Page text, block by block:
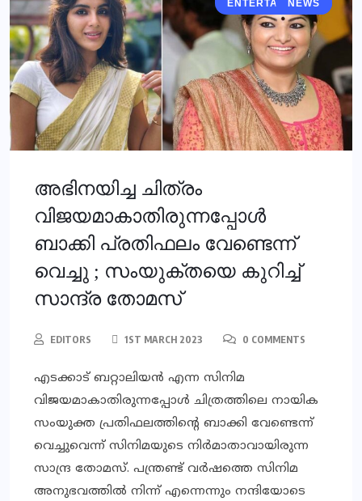
ENTERTAINMENT
NEWS
അഭിനയിച്ച ചിത്രം
വിജയമാകാതിരുന്നപ്പോൾ
ബാക്കി പ്രതിഫലം വേണ്ടെന്ന്
വെച്ചു ; സംയുക്തയെ കുറിച്ച്
സാന്ദ്ര തോമസ്
EDITORS 1ST MARCH 2023 0 COMMENTS
എടക്കാട് ബറ്റാലിയൻ എന്ന സിനിമ
വിജയമാകാതിരുന്നപ്പോൾ ചിത്രത്തിലെ നായിക
സംയുക്ത പ്രതിഫലത്തിന്റെ ബാക്കി വേണ്ടെന്ന്
വെച്ചുവെന്ന് സിനിമയുടെ നിർമാതാവായിരുന്ന
സാന്ദ്ര തോമസ്. പന്ത്രണ്ട് വര്‍ഷത്തെ സിനിമ
അനുഭവത്തില്‍ നിന്ന് എന്നെന്നും നന്ദിയോടെ